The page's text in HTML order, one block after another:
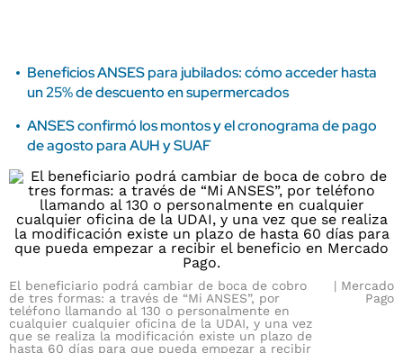
Beneficios ANSES para jubilados: cómo acceder hasta
un 25% de descuento en supermercados
ANSES confirmó los montos y el cronograma de pago
de agosto para AUH y SUAF
El beneficiario podrá cambiar de boca de cobro
de tres formas: a través de “Mi ANSES”, por
teléfono llamando al 130 o personalmente en
cualquier cualquier oficina de la UDAI, y una vez
que se realiza la modificación existe un plazo de
hasta 60 días para que pueda empezar a recibir
Mercado
Pago